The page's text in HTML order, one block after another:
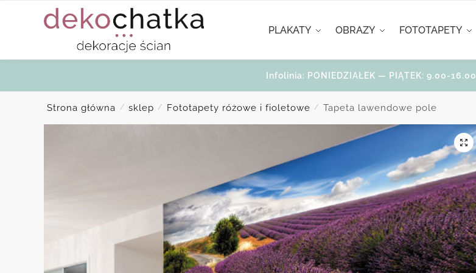
PLAKATY OBRAZY FOTOTAPETY
Infolinia: PONIEDZIAŁEK — PIĄTEK: 9.00-16.00
Strona główna / sklep / Fototapety różowe i fioletowe / Tapeta lawendowe pole